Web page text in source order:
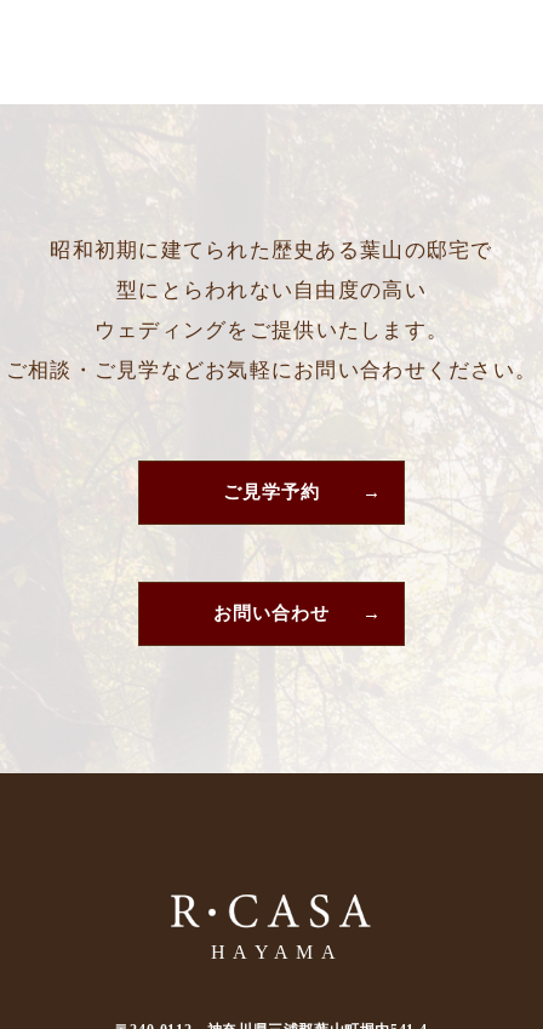
昭和初期に建てられた歴史ある葉山の邸宅で
型にとらわれない自由度の高い
ウェディングをご提供いたします。
ご相談・ご見学などお気軽にお問い合わせください。
ご見学予約
お問い合わせ